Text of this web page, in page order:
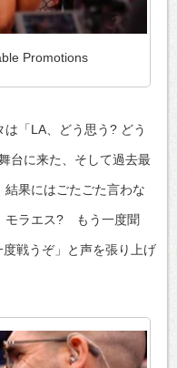
Promotions
「LA、どう思う? どう
台に来た、そして過去最
果にはごたごた言わな
モラエス? もう一度聞
戦うぞ」と声を張り上げ